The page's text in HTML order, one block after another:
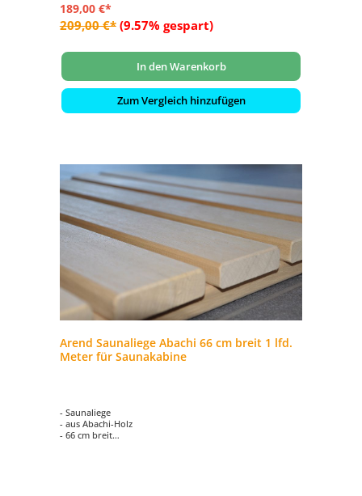
189,00 €*
209,00 €* (9.57% gespart)
In den Warenkorb
Zum Vergleich hinzufügen
Arend Saunaliege Abachi 66 cm breit 1 lfd.
Meter für Saunakabine
- Saunaliege
- aus Abachi-Holz
- 66 cm breit